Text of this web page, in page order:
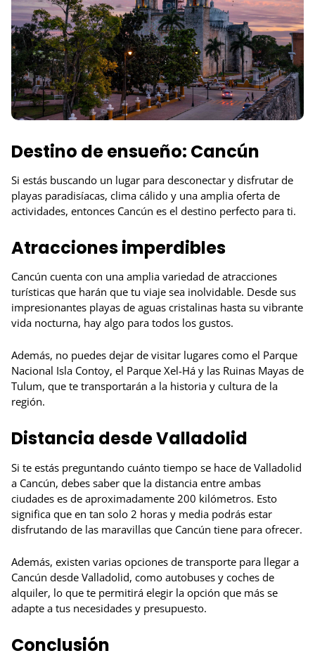
Destino de ensueño: Cancún
Si estás buscando un lugar para desconectar y disfrutar de
playas paradisíacas, clima cálido y una amplia oferta de
actividades, entonces Cancún es el destino perfecto para ti.
Atracciones imperdibles
Cancún cuenta con una amplia variedad de atracciones
turísticas que harán que tu viaje sea inolvidable. Desde sus
impresionantes playas de aguas cristalinas hasta su vibrante
vida nocturna, hay algo para todos los gustos.
Además, no puedes dejar de visitar lugares como el Parque
Nacional Isla Contoy, el Parque Xel-Há y las Ruinas Mayas de
Tulum, que te transportarán a la historia y cultura de la
región.
Distancia desde Valladolid
Si te estás preguntando cuánto tiempo se hace de Valladolid
a Cancún, debes saber que la distancia entre ambas
ciudades es de aproximadamente 200 kilómetros. Esto
significa que en tan solo 2 horas y media podrás estar
disfrutando de las maravillas que Cancún tiene para ofrecer.
Además, existen varias opciones de transporte para llegar a
Cancún desde Valladolid, como autobuses y coches de
alquiler, lo que te permitirá elegir la opción que más se
adapte a tus necesidades y presupuesto.
Conclusión